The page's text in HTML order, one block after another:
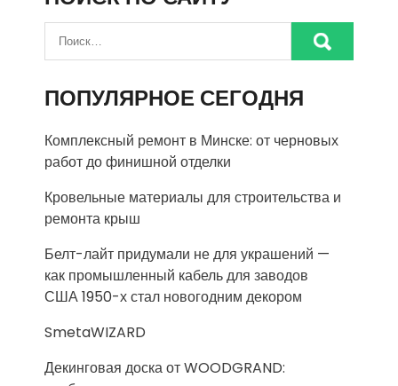
ПОПУЛЯРНОЕ СЕГОДНЯ
Комплексный ремонт в Минске: от черновых
работ до финишной отделки
Кровельные материалы для строительства и
ремонта крыш
Белт-лайт придумали не для украшений —
как промышленный кабель для заводов
США 1950-х стал новогодним декором
SmetaWIZARD
Декинговая доска от WOODGRAND: